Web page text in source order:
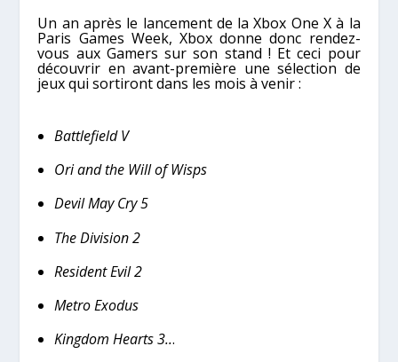
Un an après le lancement de la Xbox One X à la
Paris Games Week, Xbox donne donc rendez-
vous aux Gamers sur son stand ! Et ceci pour
découvrir en avant-première une sélection de
jeux qui sortiront dans les mois à venir :
Battlefield V
Ori and the Will of Wisps
Devil May Cry 5
The Division 2
Resident Evil 2
Metro Exodus
Kingdom Hearts 3...